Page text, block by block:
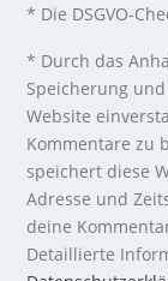
* Die DSGVO-
* Durch das
Speicherung
Website
Kommentare zu
speichert diese
Adresse und
deine
Detaillierte